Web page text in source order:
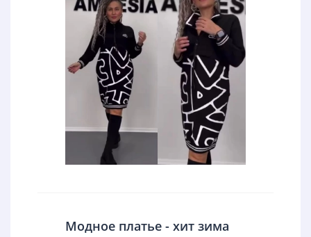
Модное платье - хит зима